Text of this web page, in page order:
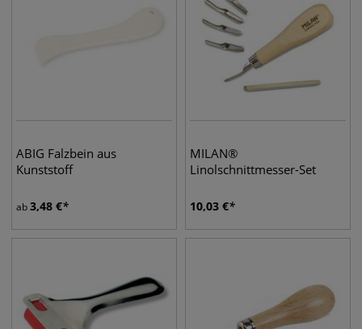
ABIG Falzbein aus
Kunststoff
ab3,48 €
MILAN®
Linolschnittmesser-Set
10,03 €